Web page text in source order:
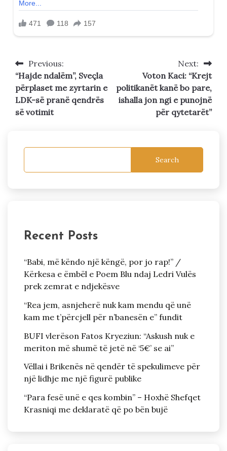
Post
navigation
Previous:
“Hajde ndalëm”, Sveçla
përplaset me zyrtarin e
LDK-së pranë qendrës
së votimit
Next:
Voton Kaci: “Krejt
politikanët kanë bo pare,
ishalla jon ngi e punojnë
për qytetarët”
Search
Recent Posts
“Babi, më këndo një këngë, por jo rap!” /
Kërkesa e ëmbël e Poem Blu ndaj Ledri Vulës
prek zemrat e ndjekësve
“Rea jem, asnjeherë nuk kam mendu që unë
kam me t’përcjell për n’banesën e” fundit
BUFI vlerëson Fatos Kryeziun: “Askush nuk e
meriton më shumë të jetë në ‘5€’ se ai”
Vëllai i Brikenës në qendër të spekulimeve për
një lidhje me një figurë publike
“Para fesë unë e qes kombin” – Hoxhë Shefqet
Krasniqi me deklaratë që po bën bujë